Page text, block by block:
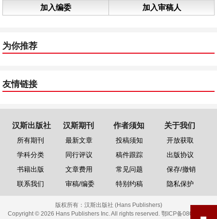
加入编委 加入审稿人
为你推荐
友情链接
汉斯出版社
所有期刊
学科分类
书籍出版
联系我们
汉斯期刊
最新文章
同行评议
文章费用
审稿/编委
作者须知
投稿须知
稿件跟踪
常见问题
特别约稿
关于我们
开放获取
出版协议
保存/撤销
隐私保护
版权所有： 汉斯出版社 (Hans Publishers)
Copyright © 2026 Hans Publishers Inc. All rights reserved. 鄂ICP备08006613